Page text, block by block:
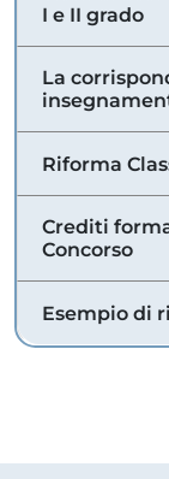
I e II grado
La
Riforma
Crediti
Concorso
Esempio di